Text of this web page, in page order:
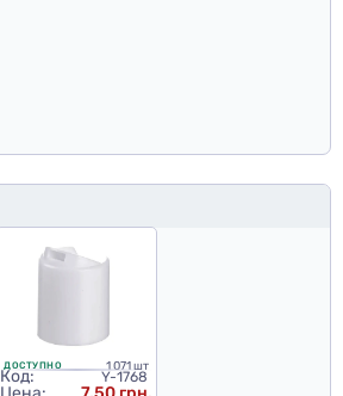
ДОСТУПНО 1 071 шт
Код: Y-1768